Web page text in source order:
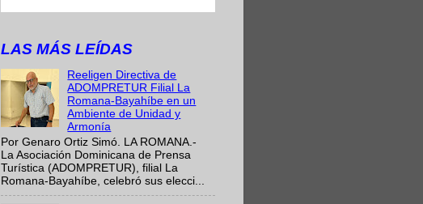
LAS MÁS LEÍDAS
Reeligen Directiva de
ADOMPRETUR Filial La
Romana-Bayahíbe en un
Ambiente de Unidad y
Armonía
Por Genaro Ortiz Simó. LA ROMANA.-
La Asociación Dominicana de Prensa
Turística (ADOMPRETUR), filial La
Romana-Bayahíbe, celebró sus elecci...